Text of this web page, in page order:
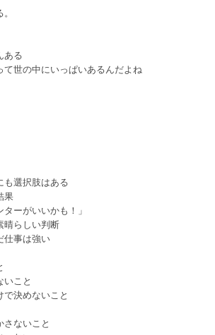
ある
世の中にいっぱいあるんだよね
も選択肢はある
果
ターがいいかも！」
晴らしい判断
仕事は強い
こと
決めないこと
ないこと